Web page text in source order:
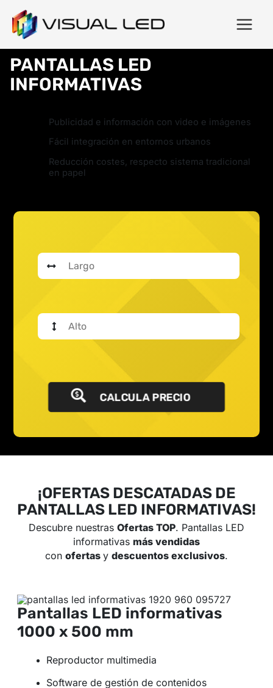
CALCULA PRECIO
PANTALLAS LED
INFORMATIVAS
Publicidad e información con video e imágenes
Fácil integración en entornos urbanos
Reducción costes, respecto sistema tradicional
en papel
¡OFERTAS DESCATADAS DE
PANTALLAS LED INFORMATIVAS!
Descubre nuestras Ofertas TOP. Pantallas LED
informativas más vendidas
con ofertas y descuentos exclusivos.
Pantallas LED informativas
1000 x 500 mm
Reproductor multimedia
Software de gestión de contenidos